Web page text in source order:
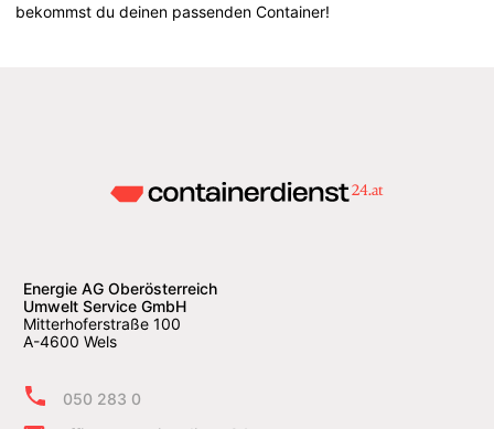
bekommst du deinen passenden Container!
Energie AG Oberösterreich
Umwelt Service GmbH
Mitterhoferstraße 100
A-4600 Wels
050 283 0